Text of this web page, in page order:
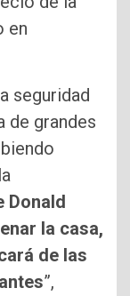
en
seguridad
de grandes
Donald
la casa,
de las
”,